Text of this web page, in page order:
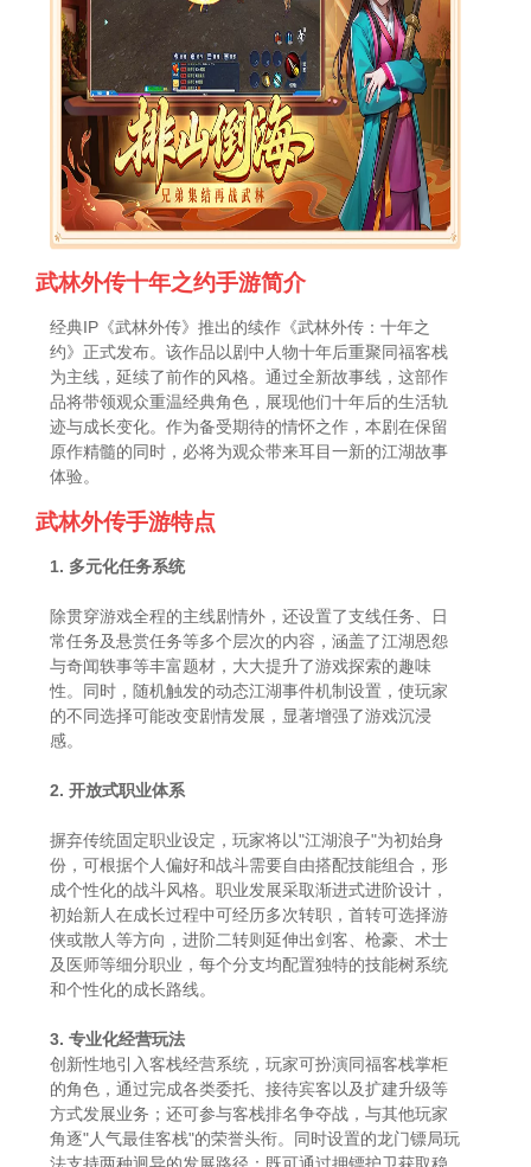
武林外传十年之约手游简介
经典IP《武林外传》推出的续作《武林外传：十年之
约》正式发布。该作品以剧中人物十年后重聚同福客栈
为主线，延续了前作的风格。通过全新故事线，这部作
品将带领观众重温经典角色，展现他们十年后的生活轨
迹与成长变化。作为备受期待的情怀之作，本剧在保留
原作精髓的同时，必将为观众带来耳目一新的江湖故事
体验。
武林外传手游特点
1. 多元化任务系统
除贯穿游戏全程的主线剧情外，还设置了支线任务、日
常任务及悬赏任务等多个层次的内容，涵盖了江湖恩怨
与奇闻轶事等丰富题材，大大提升了游戏探索的趣味
性。同时，随机触发的动态江湖事件机制设置，使玩家
的不同选择可能改变剧情发展，显著增强了游戏沉浸
感。
2. 开放式职业体系
摒弃传统固定职业设定，玩家将以"江湖浪子"为初始身
份，可根据个人偏好和战斗需要自由搭配技能组合，形
成个性化的战斗风格。职业发展采取渐进式进阶设计，
初始新人在成长过程中可经历多次转职，首转可选择游
侠或散人等方向，进阶二转则延伸出剑客、枪豪、术士
及医师等细分职业，每个分支均配置独特的技能树系统
和个性化的成长路线。
3. 专业化经营玩法
创新性地引入客栈经营系统，玩家可扮演同福客栈掌柜
的角色，通过完成各类委托、接待宾客以及扩建升级等
方式发展业务；还可参与客栈排名争夺战，与其他玩家
角逐"人气最佳客栈"的荣誉头衔。同时设置的龙门镖局玩
法支持两种迥异的发展路径：既可通过押镖护卫获取稳